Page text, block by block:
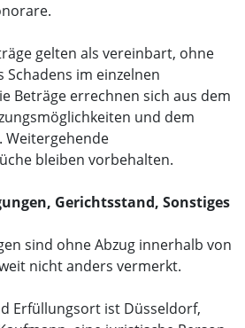
gelten als vereinbart, ohne
Schadens im einzelnen
Beträge errechnen sich aus dem
und dem
Weitergehende
bleiben vorbehalten.
Gerichtsstand, Sonstiges
sind ohne Abzug innerhalb von
nicht anders vermerkt.
Erfüllungsort ist Düsseldorf,